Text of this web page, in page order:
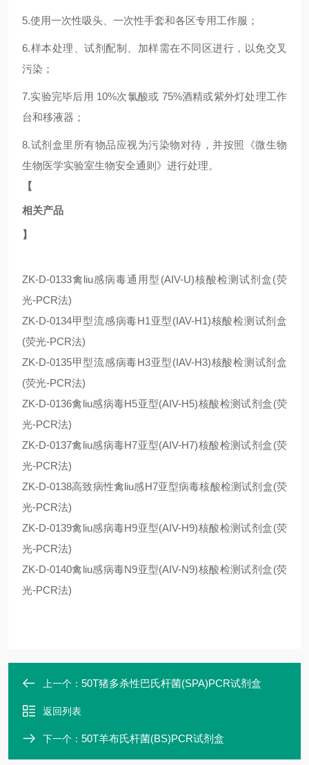
5.使用一次性吸头、一次性手套和各区专用工作服；
6.样本处理、试剂配制、加样需在不同区进行，以免交叉
污染；
7.实验完毕后用 10%次氯酸或 75%酒精或紫外灯处理工作
台和移液器；
8.试剂盒里所有物品应视为污染物对待，并按照《微生物
生物医学实验室生物安全通则》进行处理。
【
相关产品
】
ZK-D-0133禽liu感病毒通用型(AIV-U)核酸检测试剂盒(荧
光-PCR法)
ZK-D-0134甲型流感病毒H1亚型(IAV-H1)核酸检测试剂盒
(荧光-PCR法)
ZK-D-0135甲型流感病毒H3亚型(IAV-H3)核酸检测试剂盒
(荧光-PCR法)
ZK-D-0136禽liu感病毒H5亚型(AIV-H5)核酸检测试剂盒(荧
光-PCR法)
ZK-D-0137禽liu感病毒H7亚型(AIV-H7)核酸检测试剂盒(荧
光-PCR法)
ZK-D-0138高致病性禽liu感H7亚型病毒核酸检测试剂盒(荧
光-PCR法)
ZK-D-0139禽liu感病毒H9亚型(AIV-H9)核酸检测试剂盒(荧
光-PCR法)
ZK-D-0140禽liu感病毒N9亚型(AIV-N9)核酸检测试剂盒(荧
光-PCR法)
上一个： 50T猪多杀性巴氏杆菌(SPA)PCR试剂盒
返回列表
下一个： 50T羊布氏杆菌(BS)PCR试剂盒